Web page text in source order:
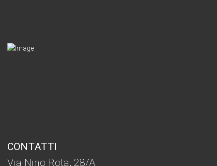
CONTATTI
Via Nino Rota, 28/A